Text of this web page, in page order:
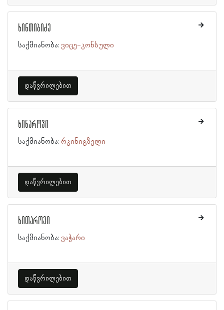
ხინთიბიძე
საქმიანობა: ვიცე-კონსული
დაწვრილებით
ხინაროვი
საქმიანობა: რკინიგზელი
დაწვრილებით
ხითაროვი
საქმიანობა: ვაჭარი
დაწვრილებით